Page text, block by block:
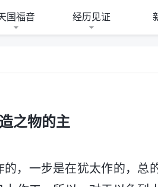
国福音 经历见证
之物的主
，一步是在犹太作的，总